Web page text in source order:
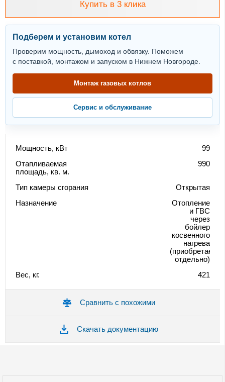
Купить в 3 клика
Подберем и установим котел
Проверим мощность, дымоход и обвязку. Поможем
с поставкой, монтажом и запуском в Нижнем Новгороде.
Монтаж газовых котлов
Сервис и обслуживание
Мощность, кВт
99
Отапливаемая
площадь, кв. м.
990
Тип камеры сгорания
Открытая
Назначение
Отопление
и ГВС
через
бойлер
косвенного
нагрева
(приобретается
отдельно)
Вес, кг.
421
Сравнить с похожими
Скачать документацию